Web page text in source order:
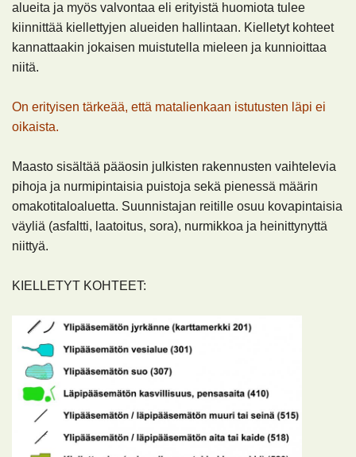
alueita ja myös valvontaa eli erityistä huomiota tulee
kiinnittää kiellettyjen alueiden hallintaan. Kielletyt kohteet
kannattaakin jokaisen muistutella mieleen ja kunnioittaa
niitä.
On erityisen tärkeää, että matalienkaan istutusten läpi ei
oikaista.
Maasto sisältää pääosin julkisten rakennusten vaihtelevia
pihoja ja nurmipintaisia puistoja sekä pienessä määrin
omakotitaloaluetta. Suunnistajan reitille osuu kovapintaisia
väyliä (asfaltti, laatoitus, sora), nurmikkoa ja heinittynyttä
niittyä.
KIELLETYT KOHTEET: